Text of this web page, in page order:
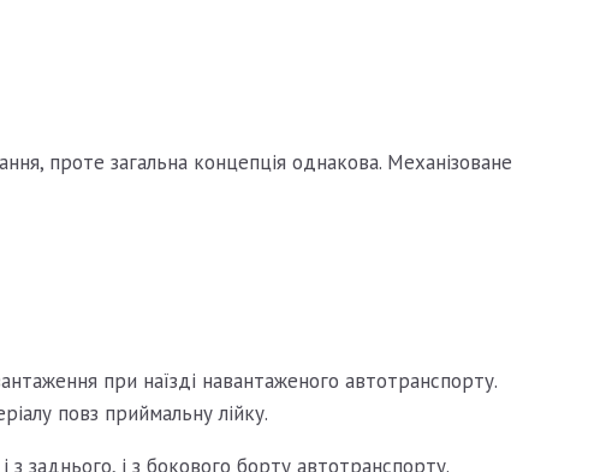
проте загальна концепція однакова. Механізоване
при наїзді навантаженого автотранспорту.
повз приймальну лійку.
заднього, і з бокового борту автотранспорту.